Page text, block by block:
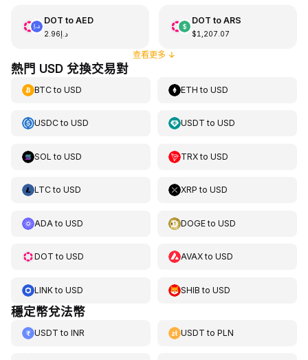
DOT to AED
د.إ2.96
DOT to ARS
$1,207.07
查看更多↓
熱門 USD 兌換交易對
BTCto USD ETH toUSD
USDCto USD USDT toUSD
SOL to USD TRXtoUSD
LTCto USD XRP toUSD
ADA to USD DOGEtoUSD
DOT to USD AVAXtoUSD
LINKto USD SHIB toUSD
穩定幣兌法幣
USDT to INR USDT toPLN